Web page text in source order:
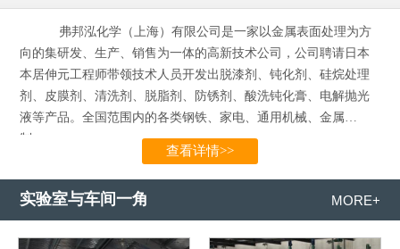
弗邦泓化学（上海）有限公司是一家以金属表面处理为方
向的集研发、生产、销售为一体的高新技术公司，公司聘请日本
本居伸元工程师带领技术人员开发出脱漆剂、钝化剂、硅烷处理
剂、皮膜剂、清洗剂、脱脂剂、防锈剂、酸洗钝化膏、电解抛光
液等产品。全国范围内的各类钢铁、家电、通用机械、金属
制…...
查看详情>>
实验室与车间一角 MORE+